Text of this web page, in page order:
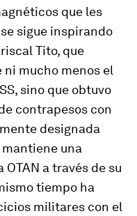
que les
sigue inspirando
Tito, que
ni mucho menos el
sino que obtuvo
contrapesos con
designada
una
a través de su
tiempo ha
militares con el